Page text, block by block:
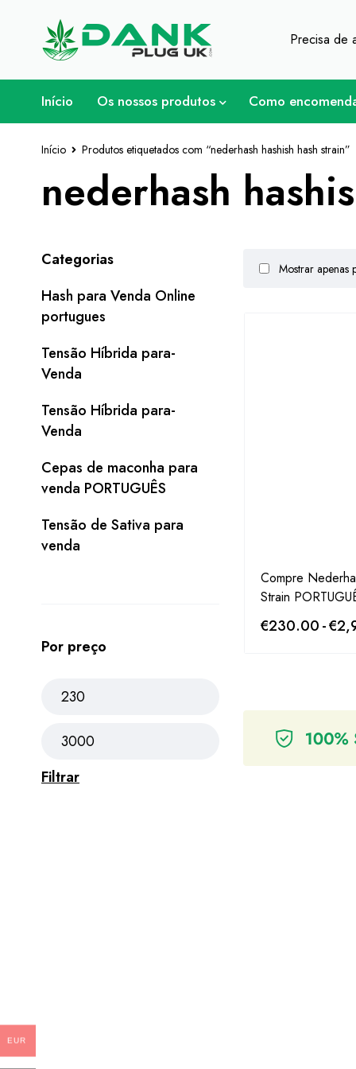
Precisa de
Início Os nossos produtos Como
Início Produtos etiquetados com “nederhash hashish hash strain”
nederhash
Categorias
Hash para Venda Online
portugues
Tensão Híbrida para-
Venda
Tensão Híbrida para-
Venda
Cepas de maconha para
venda PORTUGUÊS
Tensão de Sativa para
venda
Por preço
Filtrar
Mostrar apenas
Compre
Strain
€230.00-€
Para os amantes de ervas daninhas -
EUR